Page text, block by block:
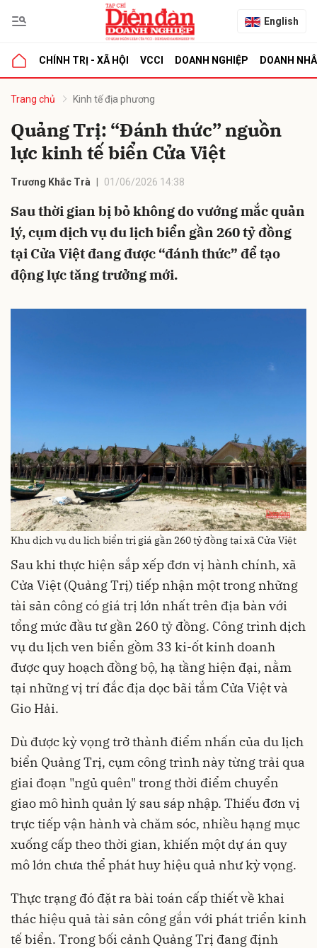
English
CHÍNH TRỊ - XÃ HỘI VCCI DOANH NGHIỆP DOANH
Trang chủ Kinh tế địa phương
Quảng Trị: “Đánh thức” nguồn
lực kinh tế biển Cửa Việt
Trương Khắc Trà 01/06/2026 14:38
Sau thời gian bị bỏ không do vướng mắc quản
lý, cụm dịch vụ du lịch biển gần 260 tỷ đồng
tại Cửa Việt đang được “đánh thức” để tạo
động lực tăng trưởng mới.
Khu dịch vụ du lịch biển trị giá gần 260 tỷ đồng tại xã Cửa Việt
Sau khi thực hiện sắp xếp đơn vị hành chính, xã
Cửa Việt (Quảng Trị) tiếp nhận một trong những
tài sản công có giá trị lớn nhất trên địa bàn với
tổng mức đầu tư gần 260 tỷ đồng. Công trình dịch
vụ du lịch ven biển gồm 33 ki-ốt kinh doanh
được quy hoạch đồng bộ, hạ tầng hiện đại, nằm
tại những vị trí đắc địa dọc bãi tắm Cửa Việt và
Gio Hải.
Dù được kỳ vọng trở thành điểm nhấn của du lịch
biển Quảng Trị, cụm công trình này từng trải qua
giai đoạn "ngủ quên" trong thời điểm chuyển
giao mô hình quản lý sau sáp nhập. Thiếu đơn vị
trực tiếp vận hành và chăm sóc, nhiều hạng mục
xuống cấp theo thời gian, khiến một dự án quy
mô lớn chưa thể phát huy hiệu quả như kỳ vọng.
Thực trạng đó đặt ra bài toán cấp thiết về khai
thác hiệu quả tài sản công gắn với phát triển kinh
tế biển. Trong bối cảnh Quảng Trị đang định
luận
Hủy